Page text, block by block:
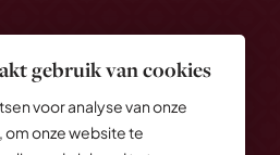
gebruik van cookies
voor analyse van onze
onze website te